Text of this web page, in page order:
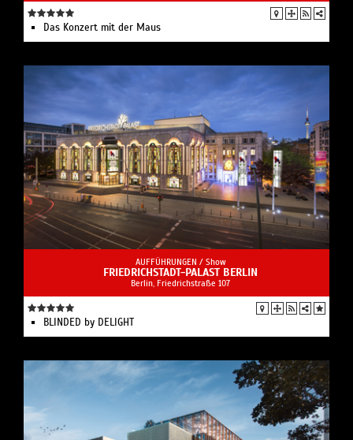
Das Konzert mit der Maus
AUFFÜHRUNGEN / Show
FRIEDRICHSTADT-PALAST BERLIN
Berlin, Friedrichstraße 107
BLINDED by DELIGHT